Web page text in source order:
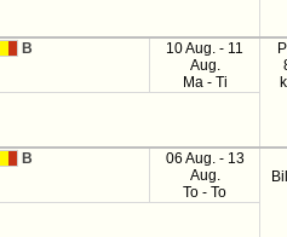
B
10 Aug. - 11
Aug.
Ma - Ti
B
06 Aug. - 13
Aug.
To - To